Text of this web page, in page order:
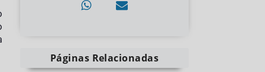
Páginas Relacionadas